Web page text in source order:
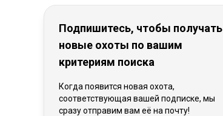
Подпишитесь, чтобы получать
новые охоты по вашим
критериям поиска
Когда появится новая охота,
соответствующая вашей подписке, мы
сразу отправим вам её на почту!